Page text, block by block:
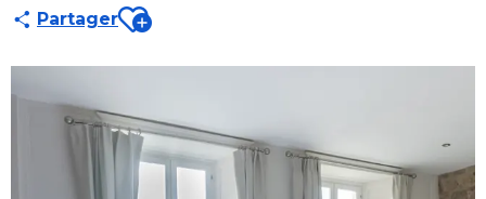
PartagerAjouter aux favoris